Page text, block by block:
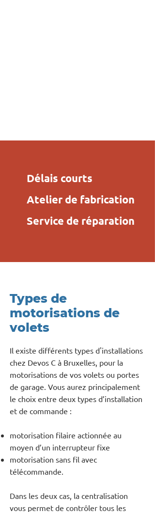
Délais courts
Atelier de fabrication
Service de réparation
Types de
motorisations de
volets
Il existe différents types d'installations
chez Devos C à Bruxelles, pour la
motorisations de vos volets ou portes
de garage. Vous aurez principalement
le choix entre deux types d’installation
et de commande :
motorisation filaire actionnée au
moyen d’un interrupteur fixe
motorisation sans fil avec
télécommande.
Dans les deux cas, la centralisation
vous permet de contrôler tous les